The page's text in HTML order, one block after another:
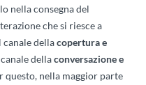
nella consegna del
che si riesce a
canale dellacopertura e
dellaconversazione e
questo, nella maggior parte